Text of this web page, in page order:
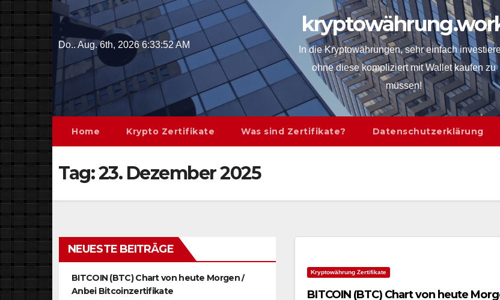
Skip
to
content
Do.. Aug. 6th, 2026 6:33:52 AM
In die Kryptowährungen, sehr einfach
ohne diese kompliziert mit Wallet kaufen zu
müssen!
Home Krypto Zertifikate Was sind Zertifikate? Datenschutzerklärung
Tag:23. Dezember 2025
NEUESTE BEITRÄGE
BITCOIN (BTC) Chart von heute Morgen /
Anbei Bitcoinzertifikate
Kryptowährung Zertifikate
BITCOIN (BTC) Chart von heute